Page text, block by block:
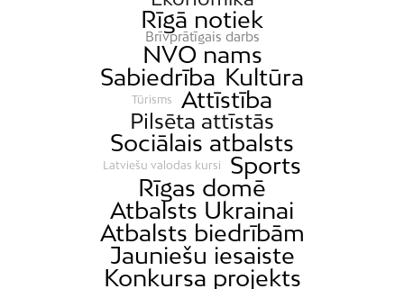
Rīgā notiek
Brīvprātīgais darbs
NVO nams
Sabiedrība Kultūra
Tūrisms Attīstība
Pilsēta attīstās
Sociālais atbalsts
Latviešu valodas kursi
Sports
Rīgas domē
Atbalsts Ukrainai
Atbalsts biedrībām
Jauniešu iesaiste
Konkursa projekts